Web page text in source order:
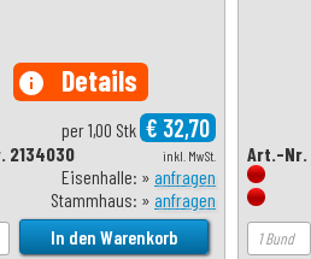
info Details
per 1,00 Stk € 32,70
inkl. MwSt.
2134030
Eisenhalle: » anfragen
Stammhaus: » anfragen
Art.-Nr.